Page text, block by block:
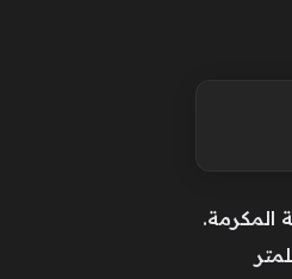
المكرمة.
لتؤثر بشكل مباشر على:4 ريالات للمتر